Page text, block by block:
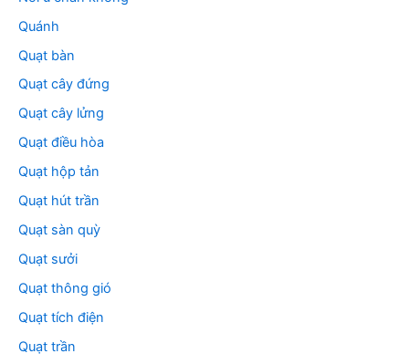
Quánh
Quạt bàn
Quạt cây đứng
Quạt cây lửng
Quạt điều hòa
Quạt hộp tản
Quạt hút trần
Quạt sàn quỳ
Quạt sưởi
Quạt thông gió
Quạt tích điện
Quạt trần